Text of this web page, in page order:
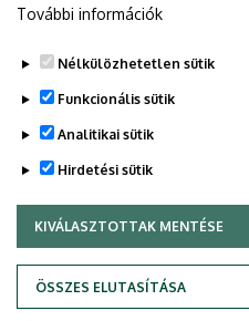
További információk
Nélkülözhetetlen sütik
Funkcionális sütik
Analitikai sütik
Hirdetési sütik
KIVÁLASZTOTTAK MENTÉSE
ÖSSZES ELUTASÍTÁSA
WITHDRAW CONSENT